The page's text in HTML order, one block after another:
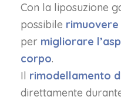
Con la liposuzione
possibile
per migliorare
corpo.
Il rimodellamento
direttamente